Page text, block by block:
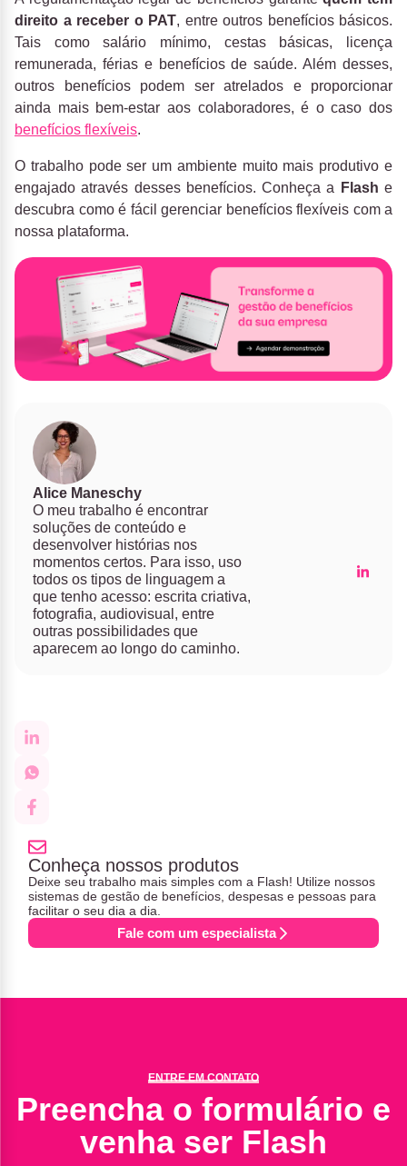
direito a receber o PAT, entre outros benefícios básicos.
Tais como salário mínimo, cestas básicas, licença
remunerada, férias e benefícios de saúde. Além desses,
outros benefícios podem ser atrelados e proporcionar
ainda mais bem-estar aos colaboradores, é o caso dos
benefícios flexíveis.
O trabalho pode ser um ambiente muito mais produtivo e
engajado através desses benefícios. Conheça a
Flashe
descubra como é fácil gerenciar benefícios flexíveis com a
nossa plataforma.
Alice Maneschy
O meu trabalho é encontrar
soluções de conteúdo e
desenvolver histórias nos
momentos certos. Para isso, uso
todos os tipos de linguagem a
que tenho acesso: escrita criativa,
fotografia, audiovisual, entre
outras possibilidades que
aparecem ao longo do caminho.
Conheça nossos produtos
Deixe seu trabalho mais simples com a Flash! Utilize nossos
sistemas de gestão de benefícios, despesas e pessoas para
facilitar o seu dia a dia.
Fale com um especialista
ENTRE EM CONTATO
Preencha o formulário e
venha ser Flash